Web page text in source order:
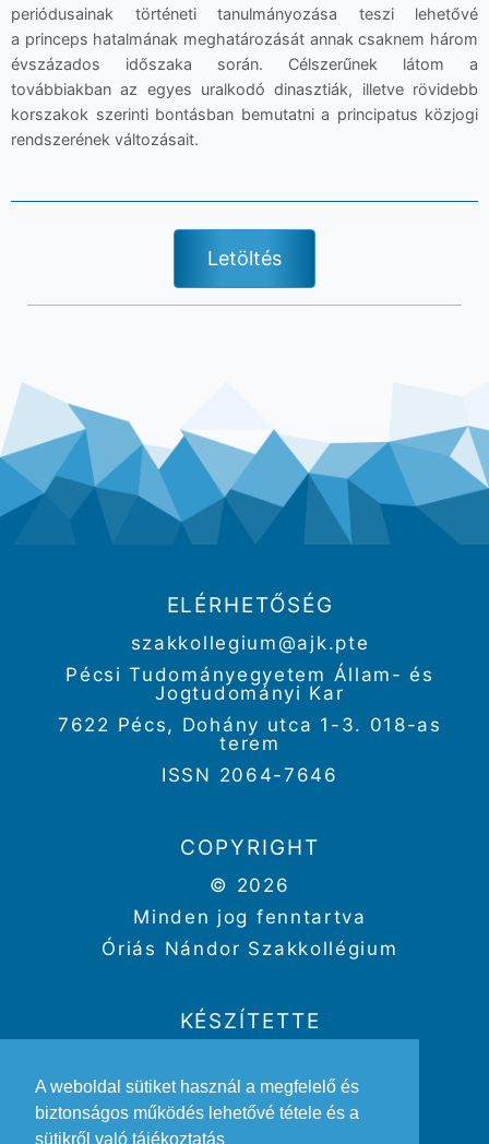
A weboldal sütiket használ a megfelelő és
biztonságos működés lehetővé tétele és a
sütikről való tájékoztatás
periódusainak történeti tanulmányozása teszi lehetővé
a princeps hatalmának meghatározását annak csaknem három
évszázados időszaka során. Célszerűnek látom a
továbbiakban az egyes uralkodó dinasztiák, illetve rövidebb
korszakok szerinti bontásban bemutatni a principatus közjogi
rendszerének változásait.
Letöltés
ELÉRHETŐSÉG
szakkollegium@ajk.pte
Pécsi Tudományegyetem Állam- és
Jogtudományi Kar
7622 Pécs, Dohány utca 1-3. 018-as
terem
ISSN 2064-7646
COPYRIGHT
© 2026
Minden jog fenntartva
Óriás Nándor Szakkollégium
KÉSZÍTETTE
Design:Gertheis Anna